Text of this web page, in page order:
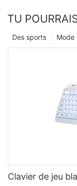
TU
Mode
Des sports
Clavier de jeu